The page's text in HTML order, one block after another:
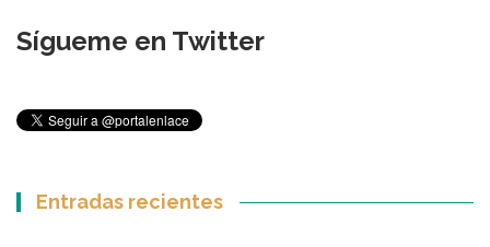
Sígueme en Twitter
Entradas recientes